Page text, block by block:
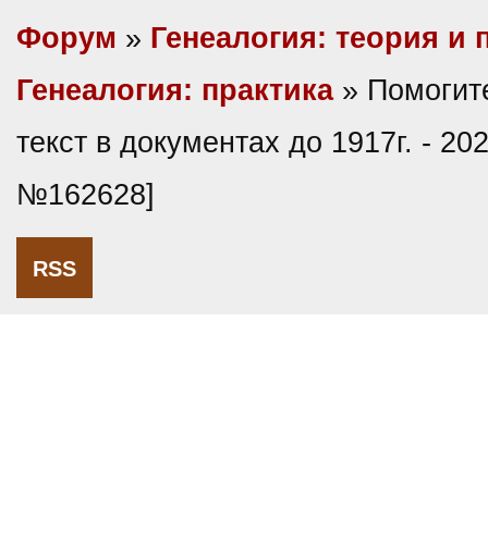
Форум » Генеалогия: теория и
Генеалогия: практика»
текст в документах до 1917г. -
№162628]
RSS